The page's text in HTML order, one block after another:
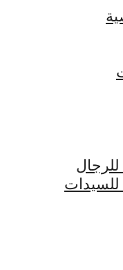
للسيدات